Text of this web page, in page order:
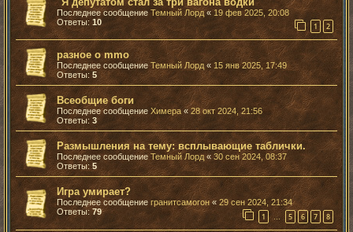
Последнее сообщение Темный Лорд«19 фев 2025, 20:08
Ответы: 10 1 2
разное о mmo
Последнее сообщениеТемный Лорд « 15 янв 2025, 17:49
Ответы: 5
Всеобщие боги
Последнее сообщение Химера«28 окт 2024, 21:56
Ответы: 3
Размышления на тему: всплывающие таблички.
Последнее сообщение Темный Лорд «30 сен 2024, 08:37
Ответы: 5
Игра умирает?
Последнее сообщение гранитсамогон« 29 сен 2024, 21:34
Ответы: 79 1 … 5 6 7 8